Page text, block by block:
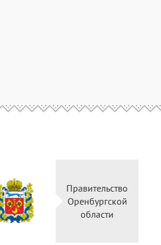
Правительство
Оренбургской
области